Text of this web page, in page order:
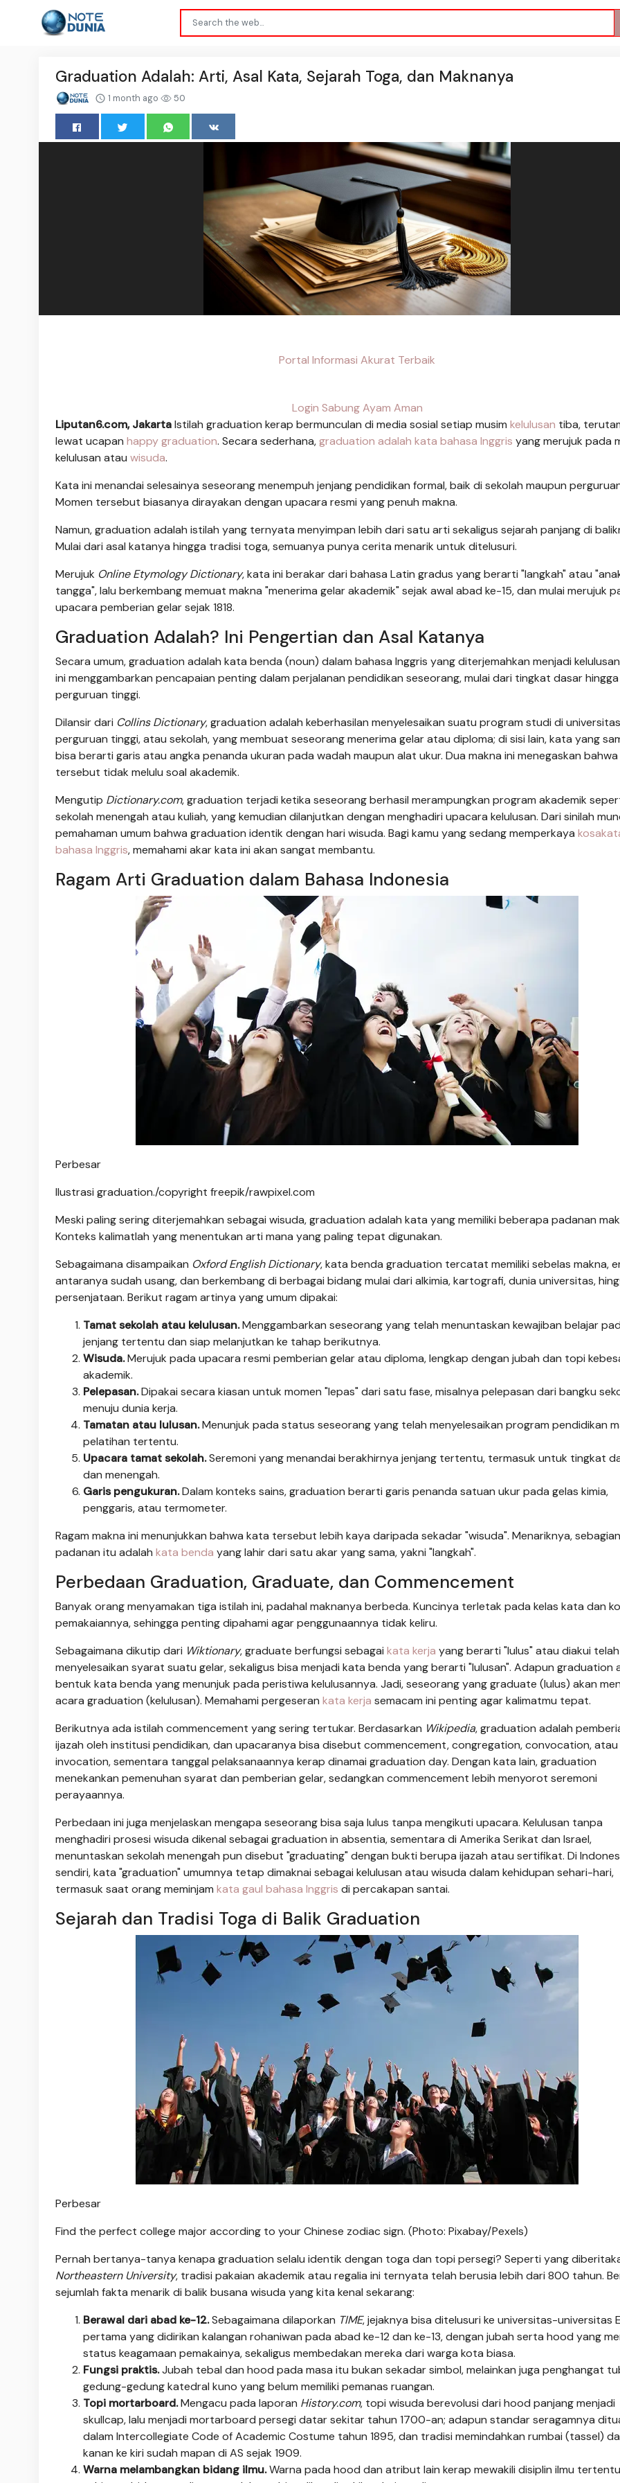
Graduation Adalah: Arti, Asal Kata, Sejarah Toga, dan Maknanya
1 month ago 50
Portal Informasi Akurat Terbaik
Login Sabung Ayam Aman
Liputan6.com, JakartaIstilah graduation kerap bermunculan di media sosial setiap musim kelulusan tiba,
lewat ucapan happy graduation. Secara sederhana,graduation adalah kata bahasa Inggris yang merujuk pada
kelulusan atau wisuda.
Kata ini menandai selesainya seseorang menempuh jenjang pendidikan formal, baik di sekolah maupun
Momen tersebut biasanya dirayakan dengan upacara resmi yang penuh makna.
Namun, graduation adalah istilah yang ternyata menyimpan lebih dari satu arti sekaligus sejarah panjang di
Mulai dari asal katanya hingga tradisi toga, semuanya punya cerita menarik untuk ditelusuri.
Merujuk Online Etymology Dictionary, kata ini berakar dari bahasa Latin gradus yang berarti "langkah" atau
tangga", lalu berkembang memuat makna "menerima gelar akademik" sejak awal abad ke-15, dan mulai merujuk
upacara pemberian gelar sejak 1818.
Graduation Adalah? Ini Pengertian dan Asal Katanya
Secara umum, graduation adalah kata benda (noun) dalam bahasa Inggris yang diterjemahkan menjadi
ini menggambarkan pencapaian penting dalam perjalanan pendidikan seseorang, mulai dari tingkat dasar hingga
perguruan tinggi.
Dilansir dari Collins Dictionary, graduation adalah keberhasilan menyelesaikan suatu program studi di
perguruan tinggi, atau sekolah, yang membuat seseorang menerima gelar atau diploma; di sisi lain, kata yang
bisa berarti garis atau angka penanda ukuran pada wadah maupun alat ukur. Dua makna ini menegaskan
tersebut tidak melulu soal akademik.
Mengutip Dictionary.com, graduation terjadi ketika seseorang berhasil merampungkan program akademik
sekolah menengah atau kuliah, yang kemudian dilanjutkan dengan menghadiri upacara kelulusan. Dari sinilah
pemahaman umum bahwa graduation identik dengan hari wisuda. Bagi kamu yang sedang memperkaya
bahasa Inggris, memahami akar kata ini akan sangat membantu.
Ragam Arti Graduation dalam Bahasa Indonesia
Perbesar
Ilustrasi graduation./copyright freepik/rawpixel.com
Meski paling sering diterjemahkan sebagai wisuda, graduation adalah kata yang memiliki beberapa padanan
Konteks kalimatlah yang menentukan arti mana yang paling tepat digunakan.
Sebagaimana disampaikan Oxford English Dictionary, kata benda graduation tercatat memiliki sebelas makna,
antaranya sudah usang, dan berkembang di berbagai bidang mulai dari alkimia, kartografi, dunia universitas,
persenjataan. Berikut ragam artinya yang umum dipakai:
Tamat sekolah atau kelulusan.Menggambarkan seseorang yang telah menuntaskan kewajiban belajar
jenjang tertentu dan siap melanjutkan ke tahap berikutnya.
Wisuda.Merujuk pada upacara resmi pemberian gelar atau diploma, lengkap dengan jubah dan topi
akademik.
Pelepasan.Dipakai secara kiasan untuk momen "lepas" dari satu fase, misalnya pelepasan dari bangku
menuju dunia kerja.
Tamatan atau lulusan.Menunjuk pada status seseorang yang telah menyelesaikan program pendidikan
pelatihan tertentu.
Upacara tamat sekolah.Seremoni yang menandai berakhirnya jenjang tertentu, termasuk untuk tingkat
dan menengah.
Garis pengukuran.Dalam konteks sains, graduation berarti garis penanda satuan ukur pada gelas kimia,
penggaris, atau termometer.
Ragam makna ini menunjukkan bahwa kata tersebut lebih kaya daripada sekadar "wisuda". Menariknya,
padanan itu adalah kata benda yang lahir dari satu akar yang sama, yakni "langkah".
Perbedaan Graduation, Graduate, dan Commencement
Banyak orang menyamakan tiga istilah ini, padahal maknanya berbeda. Kuncinya terletak pada kelas kata dan
pemakaiannya, sehingga penting dipahami agar penggunaannya tidak keliru.
Sebagaimana dikutip dari Wiktionary, graduate berfungsi sebagai kata kerja yang berarti "lulus" atau diakui telah
menyelesaikan syarat suatu gelar, sekaligus bisa menjadi kata benda yang berarti "lulusan". Adapun graduation
bentuk kata benda yang menunjuk pada peristiwa kelulusannya. Jadi, seseorang yang graduate (lulus) akan
acara graduation (kelulusan). Memahami pergeseran kata kerja semacam ini penting agar kalimatmu tepat.
Berikutnya ada istilah commencement yang sering tertukar. Berdasarkan Wikipedia, graduation adalah
ijazah oleh institusi pendidikan, dan upacaranya bisa disebut commencement, congregation, convocation, atau
invocation, sementara tanggal pelaksanaannya kerap dinamai graduation day. Dengan kata lain, graduation
menekankan pemenuhan syarat dan pemberian gelar, sedangkan commencement lebih menyorot seremoni
perayaannya.
Perbedaan ini juga menjelaskan mengapa seseorang bisa saja lulus tanpa mengikuti upacara. Kelulusan tanpa
menghadiri prosesi wisuda dikenal sebagai graduation in absentia, sementara di Amerika Serikat dan Israel,
menuntaskan sekolah menengah pun disebut "graduating" dengan bukti berupa ijazah atau sertifikat. Di
sendiri, kata "graduation" umumnya tetap dimaknai sebagai kelulusan atau wisuda dalam kehidupan sehari-hari,
termasuk saat orang meminjam kata gaul bahasa Inggris di percakapan santai.
Sejarah dan Tradisi Toga di Balik Graduation
Perbesar
Find the perfect college major according to your Chinese zodiac sign. (Photo: Pixabay/Pexels)
Pernah bertanya-tanya kenapa graduation selalu identik dengan toga dan topi persegi? Seperti yang
Northeastern University, tradisi pakaian akademik atau regalia ini ternyata telah berusia lebih dari 800 tahun.
sejumlah fakta menarik di balik busana wisuda yang kita kenal sekarang:
Berawal dari abad ke-12.Sebagaimana dilaporkan TIME, jejaknya bisa ditelusuri ke universitas-universitas
pertama yang didirikan kalangan rohaniwan pada abad ke-12 dan ke-13, dengan jubah serta hood yang
status keagamaan pemakainya, sekaligus membedakan mereka dari warga kota biasa.
Fungsi praktis.Jubah tebal dan hood pada masa itu bukan sekadar simbol, melainkan juga penghangat
gedung-gedung katedral kuno yang belum memiliki pemanas ruangan.
Topi mortarboard.Mengacu pada laporan History.com, topi wisuda berevolusi dari hood panjang menjadi
skullcap, lalu menjadi mortarboard persegi datar sekitar tahun 1700-an; adapun standar seragamnya
dalam Intercollegiate Code of Academic Costume tahun 1895, dan tradisi memindahkan rumbai (tassel)
kanan ke kiri sudah mapan di AS sejak 1909.
Warna melambangkan bidang ilmu.Warna pada hood dan atribut lain kerap mewakili disiplin ilmu